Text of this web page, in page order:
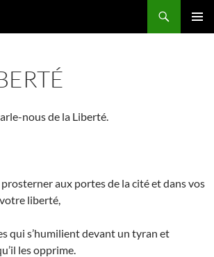
nous de la Liberté.
prosterner aux portes de la cité et dans vos
liberté,
qui s’humilient devant un tyran et
les opprime.